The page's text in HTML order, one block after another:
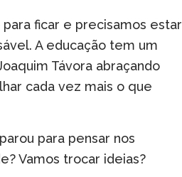
ficar e precisamos estar
A educação tem um
Távora abraçando
cada vez mais o que
para pensar nos
Vamos trocar ideias?